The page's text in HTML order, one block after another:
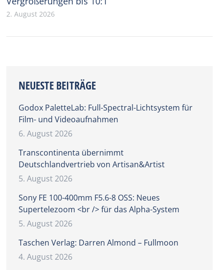
2. August 2026
NEUESTE BEITRÄGE
Godox PaletteLab: Full-Spectral-Lichtsystem für
Film- und Videoaufnahmen
6. August 2026
Transcontinenta übernimmt
Deutschlandvertrieb von Artisan&Artist
5. August 2026
Sony FE 100-400mm F5.6-8 OSS: Neues
Supertelezoom <br /> für das Alpha-System
5. August 2026
Taschen Verlag: Darren Almond – Fullmoon
4. August 2026